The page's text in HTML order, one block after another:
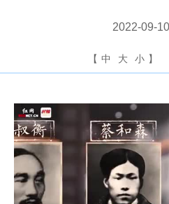
2022-09-
【 中 大 小 】